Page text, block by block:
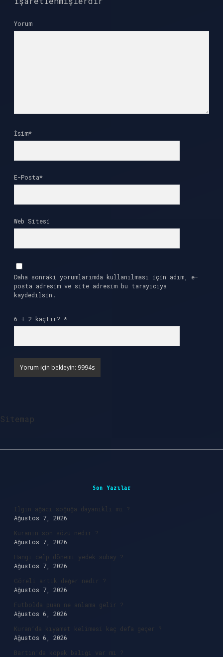
Yorum
İsim*
E-Posta*
Web Sitesi
Daha sonraki yorumlarımda kullanılması için adım, e-
posta adresim ve site adresim bu tarayıcıya
kaydedilsin.
6 + 2 kaçtır? *
Sitemap
Son Yazılar
Ilgın ağacı soğuğa dayanıklı mı ?
Ağustos 7, 2026
Kuranın son sözü nedir ?
Ağustos 7, 2026
Hangi celp dönemi yedek subay ?
Ağustos 7, 2026
Göreli artık değer nedir ?
Ağustos 7, 2026
Futbolda puan ne anlama gelir ?
Ağustos 6, 2026
Kuran’da kıyamet kelimesi kaç defa geçer ?
Ağustos 6, 2026
Bartın’da köpek balığı var mı ?